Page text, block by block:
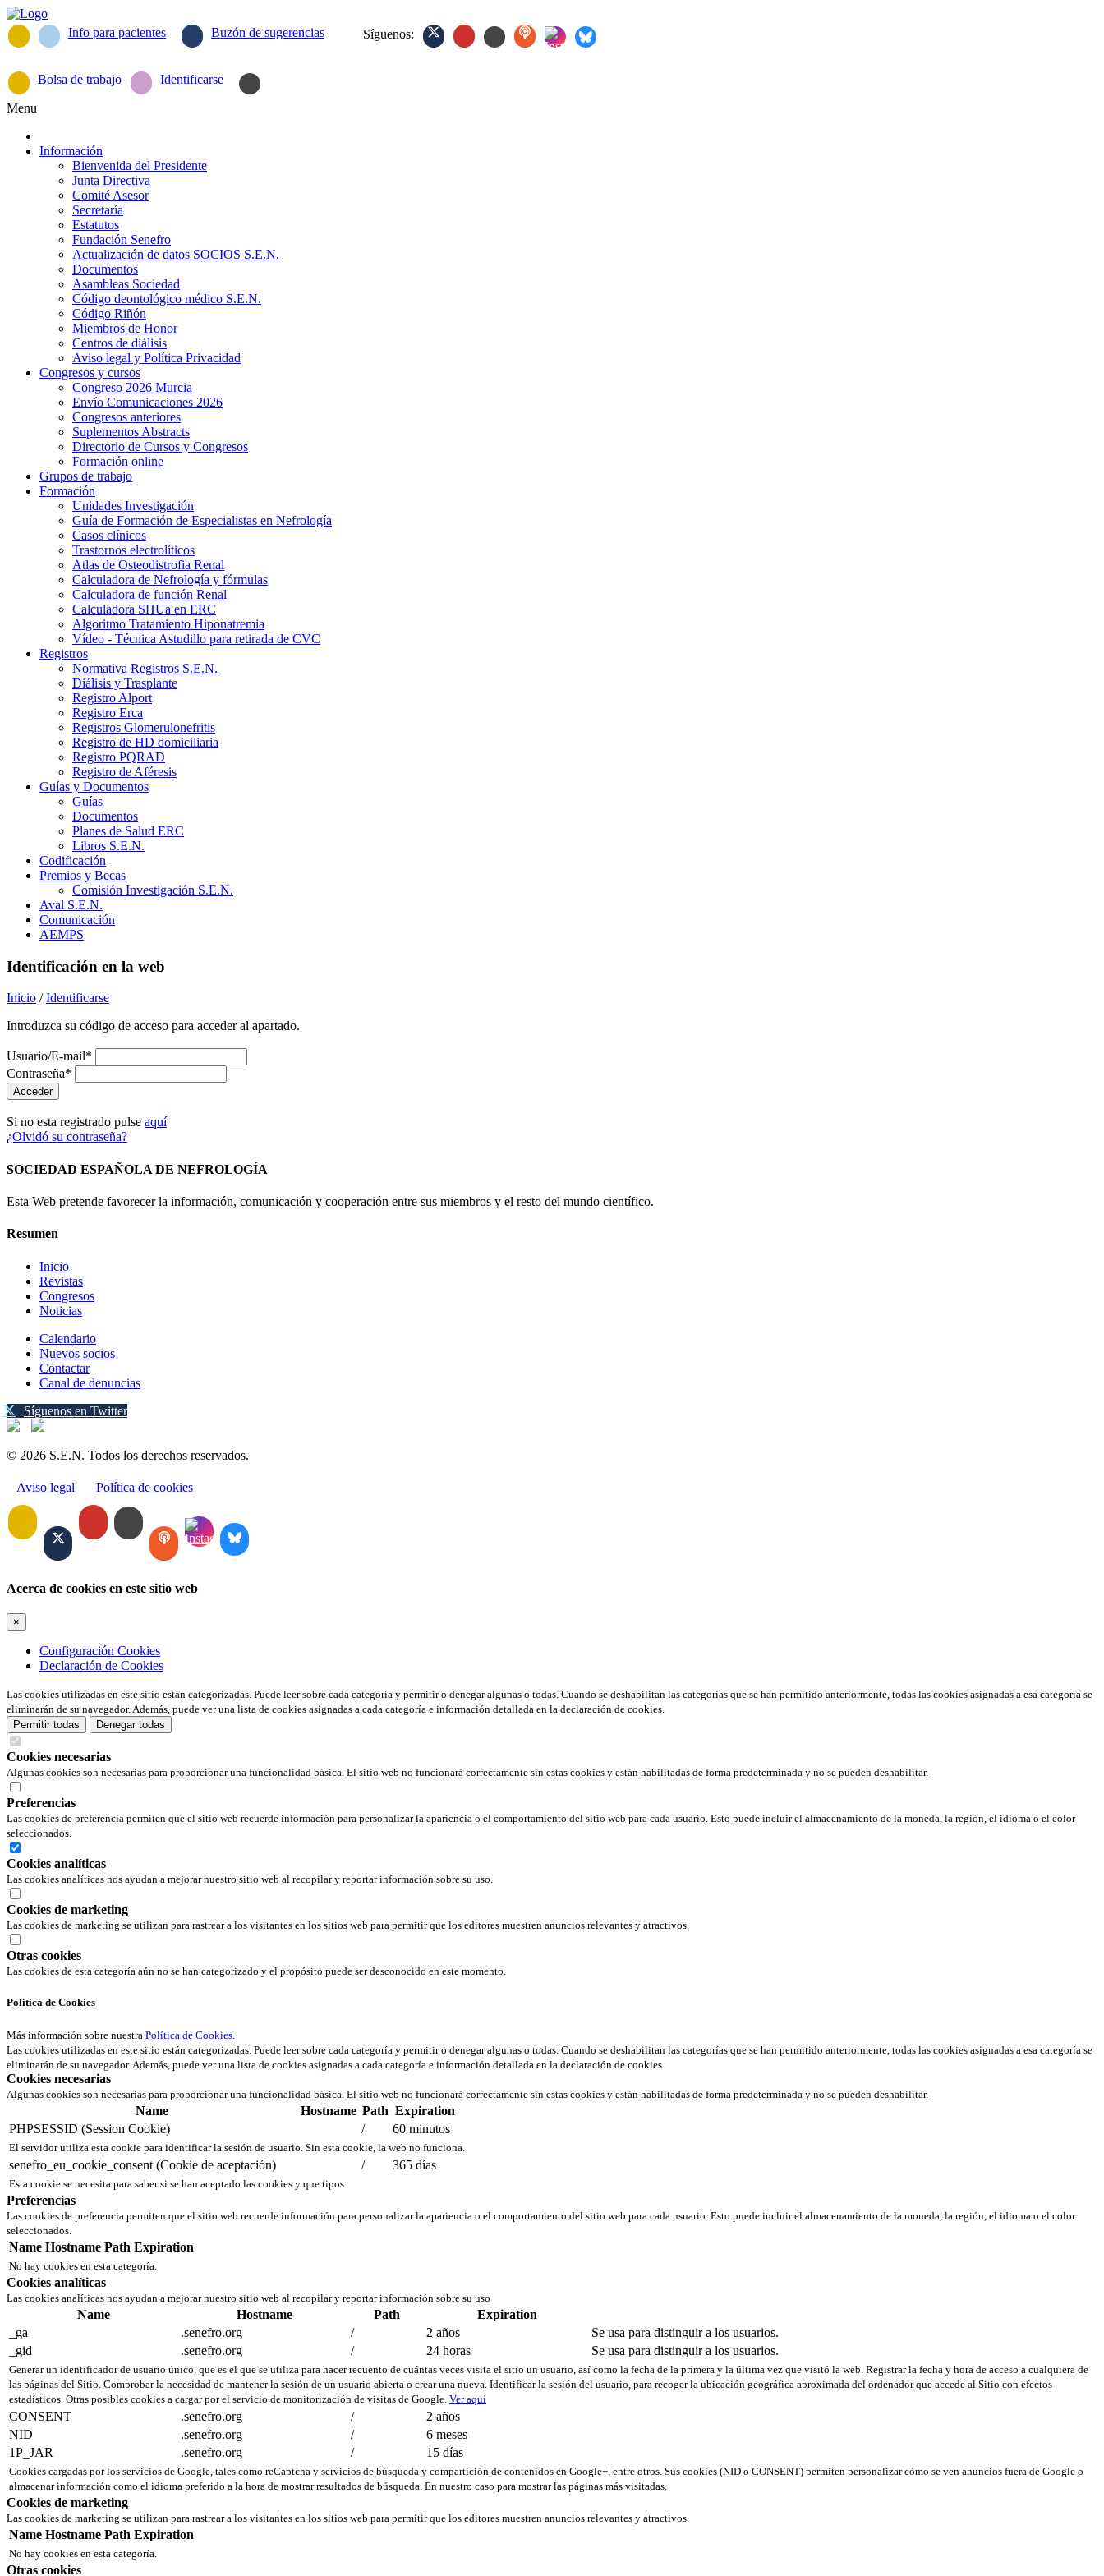
Info para pacientes Buzón de sugerencias Síguenos:
Bolsa de trabajo Identificarse
Menu
Información
Bienvenida del Presidente
Junta Directiva
Comité Asesor
Secretaría
Estatutos
Fundación Senefro
Actualización de datos SOCIOS S.E.N.
Documentos
Asambleas Sociedad
Código deontológico médico S.E.N.
Código Riñón
Miembros de Honor
Centros de diálisis
Aviso legal y Política Privacidad
Congresos y cursos
Congreso 2026 Murcia
Envío Comunicaciones 2026
Congresos anteriores
Suplementos Abstracts
Directorio de Cursos y Congresos
Formación online
Grupos de trabajo
Formación
Unidades Investigación
Guía de Formación de Especialistas en Nefrología
Casos clínicos
Trastornos electrolíticos
Atlas de Osteodistrofia Renal
Calculadora de Nefrología y fórmulas
Calculadora de función Renal
Calculadora SHUa en ERC
Algoritmo Tratamiento Hiponatremia
Vídeo - Técnica Astudillo para retirada de CVC
Registros
Normativa Registros S.E.N.
Diálisis y Trasplante
Registro Alport
Registro Erca
Registros Glomerulonefritis
Registro de HD domiciliaria
Registro PQRAD
Registro de Aféresis
Guías y Documentos
Guías
Documentos
Planes de Salud ERC
Libros S.E.N.
Codificación
Premios y Becas
Comisión Investigación S.E.N.
Aval S.E.N.
Comunicación
AEMPS
Identificación en la web
Inicio /Identificarse
Introduzca su código de acceso para acceder al apartado.
Usuario/E-mail*
Contraseña*
Si no esta registrado pulse aquí
¿Olvidó su contraseña?
SOCIEDAD ESPAÑOLA DE NEFROLOGÍA
Esta Web pretende favorecer la información, comunicación y cooperación entre sus miembros y el resto del mundo científico.
Resumen
Inicio
Revistas
Congresos
Noticias
Calendario
Nuevos socios
Contactar
Canal de denuncias
Síguenos en Twitter
© 2026 S.E.N. Todos los derechos reservados.
Aviso legal Política de cookies
Acerca de cookies en este sitio web
×
Configuración Cookies
Declaración de Cookies
Las cookies utilizadas en este sitio están categorizadas. Puede leer sobre cada categoría y permitir o denegar algunas o todas. Cuando se deshabilitan las categorías que se han permitido anteriormente, todas las cookies asignadas a esa categoría se
eliminarán de su navegador. Además, puede ver una lista de cookies asignadas a cada categoría e información detallada en la declaración de cookies.
Permitir todas
Denegar todas
Cookies necesarias
Algunas cookies son necesarias para proporcionar una funcionalidad básica. El sitio web no funcionará correctamente sin estas cookies y están habilitadas de forma predeterminada y no se pueden deshabilitar.
Preferencias
Las cookies de preferencia permiten que el sitio web recuerde información para personalizar la apariencia o el comportamiento del sitio web para cada usuario. Esto puede incluir el almacenamiento de la moneda, la región, el idioma o el color
seleccionados.
Cookies analíticas
Las cookies analíticas nos ayudan a mejorar nuestro sitio web al recopilar y reportar información sobre su uso.
Cookies de marketing
Las cookies de marketing se utilizan para rastrear a los visitantes en los sitios web para permitir que los editores muestren anuncios relevantes y atractivos.
Otras cookies
Las cookies de esta categoría aún no se han categorizado y el propósito puede ser desconocido en este momento.
Política de Cookies
Más información sobre nuestra Política de Cookies.
Las cookies utilizadas en este sitio están categorizadas. Puede leer sobre cada categoría y permitir o denegar algunas o todas. Cuando se deshabilitan las categorías que se han permitido anteriormente, todas las cookies asignadas a esa categoría se
eliminarán de su navegador. Además, puede ver una lista de cookies asignadas a cada categoría e información detallada en la declaración de cookies.
Cookies necesarias
Algunas cookies son necesarias para proporcionar una funcionalidad básica. El sitio web no funcionará correctamente sin estas cookies y están habilitadas de forma predeterminada y no se pueden deshabilitar.
Name Hostname Path Expiration
PHPSESSID (Session Cookie)
/ 60 minutos
El servidor utiliza esta cookie para identificar la sesión de usuario. Sin esta cookie, la web no funciona.
senefro_eu_cookie_consent (Cookie de aceptación) / 365 días
Esta cookie se necesita para saber si se han aceptado las cookies y que tipos
Preferencias
Las cookies de preferencia permiten que el sitio web recuerde información para personalizar la apariencia o el comportamiento del sitio web para cada usuario. Esto puede incluir el almacenamiento de la moneda, la región, el idioma o el color
seleccionados.
Name Hostname Path Expiration
No hay cookies en esta categoría.
Cookies analíticas
Las cookies analíticas nos ayudan a mejorar nuestro sitio web al recopilar y reportar información sobre su uso
Name Hostname Path
Expiration
_ga
.senefro.org / 2 años
Se usa para distinguir a los usuarios.
_gid
.senefro.org / 24 horas Se usa para distinguir a los usuarios.
Generar un identificador de usuario único, que es el que se utiliza para hacer recuento de cuántas veces visita el sitio un usuario, así como la fecha de la primera y la última vez que visitó la web. Registrar la fecha y hora de acceso a cualquiera de
las páginas del Sitio. Comprobar la necesidad de mantener la sesión de un usuario abierta o crear una nueva. Identificar la sesión del usuario, para recoger la ubicación geográfica aproximada del ordenador que accede al Sitio con efectos
estadísticos. Otras posibles cookies a cargar por el servicio de monitorización de visitas de Google. Ver aquí
CONSENT .senefro.org /
2 años
NID
.senefro.org /
6 meses
1P_JAR
.senefro.org / 15 días
Cookies cargadas por los servicios de Google, tales como reCaptcha y servicios de búsqueda y compartición de contenidos en Google+, entre otros. Sus cookies (NID o CONSENT) permiten personalizar cómo se ven anuncios fuera de Google o
almacenar información como el idioma preferido a la hora de mostrar resultados de búsqueda. En nuestro caso para mostrar las páginas más visitadas.
Cookies de marketing
Las cookies de marketing se utilizan para rastrear a los visitantes en los sitios web para permitir que los editores muestren anuncios relevantes y atractivos.
Name Hostname Path Expiration
No hay cookies en esta categoría.
Otras cookies